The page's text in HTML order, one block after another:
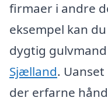
firmaer i andre
eksempel kan
dygtig
Sjælland.
der erfarne